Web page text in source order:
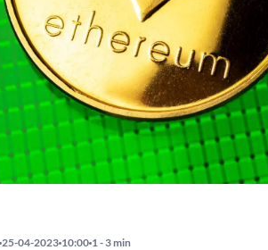
25-04-2023 10:00 1 - 3 min